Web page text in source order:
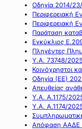
Οδηγία 2014/
Περιφερειακή
Περιφερειακή
Παράταση
Εγκύκλιος
Πληγέντες
Υ.Α. 73748/2025
Κοινόχρηστοι
Οδηγία (ΕΕ)
Απευθείας
Υ.Α. Α.1175/
Υ.Α. Α.1174/
Απόφαση ΑΑΔΕ